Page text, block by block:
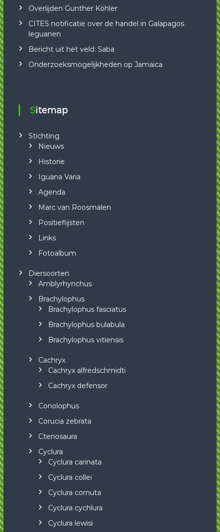
Overlijden Gunther Köhler
CITES notificatie over de handel in Galapagos
leguanen
Bericht uit het veld: Saba
Onderzoeksmogelijkheden op Jamaica
Sitemap
Stichting
Nieuws
Historie
Iguana Varia
Agenda
Marc van Roosmalen
Positieflijsten
Links
Fotoalbum
Diersoorten
Amblyrhynchus
Brachylophus
Brachylophus fasciatus
Brachylophus bulabula
Brachylophus vitiensis
Cachryx
Cachryx alfredschmidti
Cachryx defensor
Conolophus
Corucia zebrata
Ctenosaura
Cyclura
Cyclura carinata
Cyclura collei
Cyclura cornuta
Cyclura cychlura
Cyclura lewisi